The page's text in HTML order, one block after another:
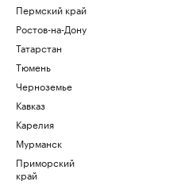
Пермский край
Ростов-на-Дону
Татарстан
Тюмень
Черноземье
Кавказ
Карелия
Мурманск
Приморский
край